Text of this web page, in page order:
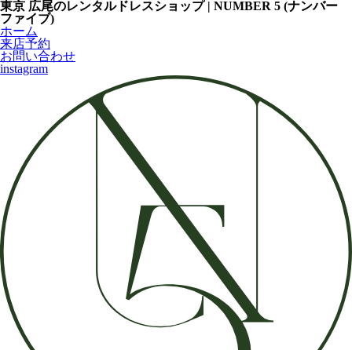
東京 広尾のレンタルドレスショップ | NUMBER 5 (ナンバー
ファイブ)
ホーム
来店予約
お問い合わせ
instagram